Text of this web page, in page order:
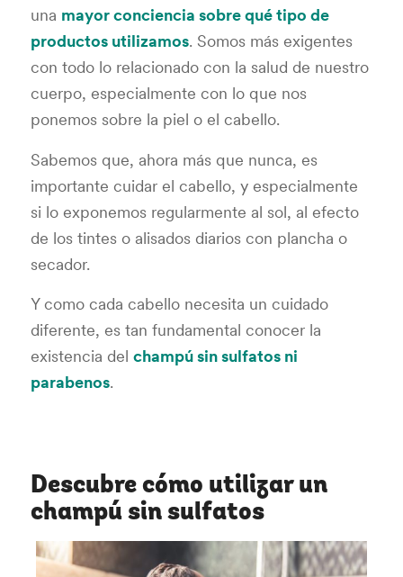
una mayor conciencia sobre qué tipo de
productos utilizamos. Somos más exigentes
con todo lo relacionado con la salud de nuestro
cuerpo, especialmente con lo que nos
ponemos sobre la piel o el cabello.
Sabemos que, ahora más que nunca, es
importante cuidar el cabello, y especialmente
si lo exponemos regularmente al sol, al efecto
de los tintes o alisados diarios con plancha o
secador.
Y como cada cabello necesita un cuidado
diferente, es tan fundamental conocer la
existencia del champú sin sulfatos ni
parabenos.
Descubre cómo utilizar un
champú sin sulfatos